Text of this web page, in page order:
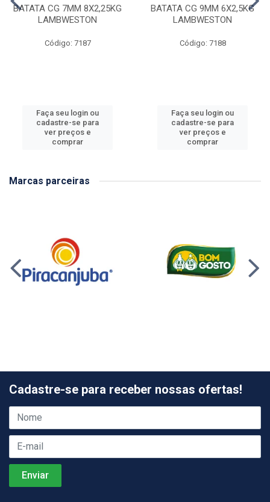
BATATA CG 7MM 8X2,25KG
LAMBWESTON
Código: 7187
Faça seu login ou
cadastre-se para
ver preços e
comprar
BATATA CG 9MM 6X2,5KG
LAMBWESTON
Código: 7188
Faça seu login ou
cadastre-se para
ver preços e
comprar
Marcas parceiras
Cadastre-se para receber nossas ofertas!